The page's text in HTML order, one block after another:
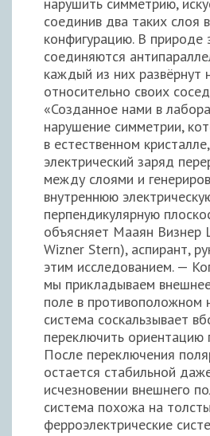
нарушить симметрию,
соединив два таких слоя
конфигурацию. В природе
соединяются
каждый из них развёрнут
относительно своих
«Созданное нами в
нарушение симметрии,
в естественном
электрический заряд
между слоями и
внутреннюю
перпендикулярную
объясняет Мааян Визнер
Wizner Stern), аспирант,
этим исследованием. —
мы прикладываем
поле в противоположном
система соскальзывает
переключить ориентацию
После переключения
остается стабильной
исчезновении внешнего
система похожа на
ферроэлектрические